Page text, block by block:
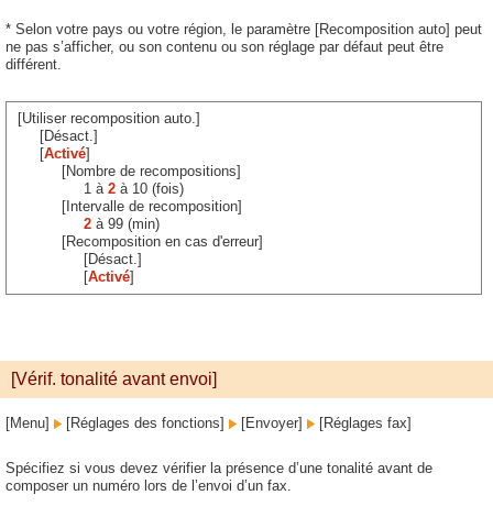
* Selon votre pays ou votre région, le paramètre [Recomposition auto] peut
ne pas s’afficher, ou son contenu ou son réglage par défaut peut être
différent.
[Utiliser recomposition auto.]
[Désact.]
[Activé]
[Nombre de recompositions]
1 à 2 à 10 (fois)
[Intervalle de recomposition]
2 à 99 (min)
[Recomposition en cas d'erreur]
[Désact.]
[Activé]
[Vérif. tonalité avant envoi]
[Menu] [Réglages des fonctions] [Envoyer] [Réglages fax]
Spécifiez si vous devez vérifier la présence d’une tonalité avant de
composer un numéro lors de l’envoi d’un fax.